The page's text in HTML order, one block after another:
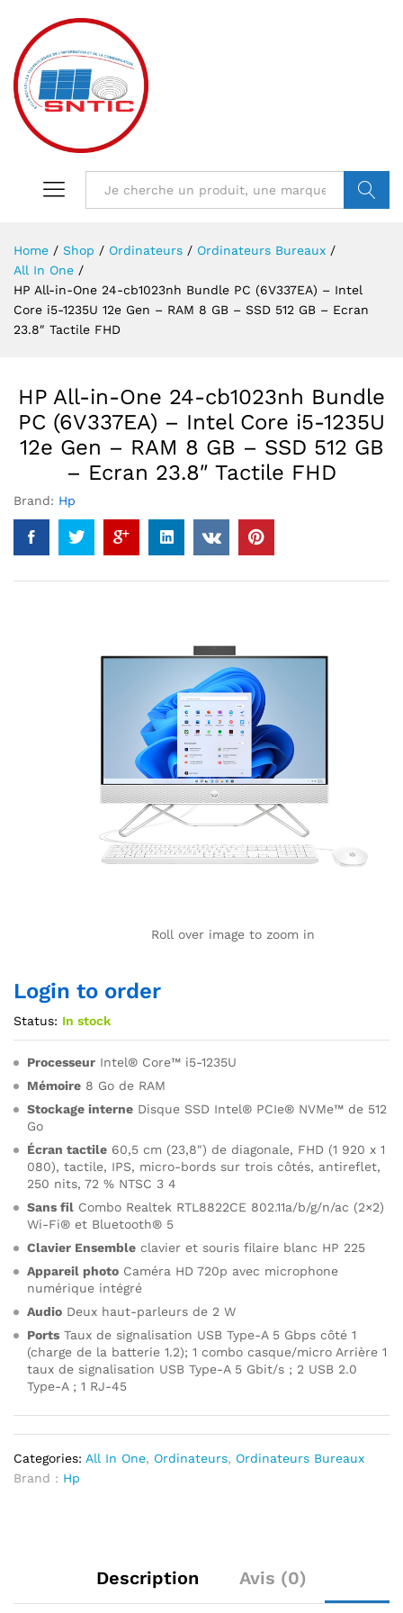
Home / Shop / Ordinateurs / Ordinateurs Bureaux /
All In One /
HP All-in-One 24-cb1023nh Bundle PC (6V337EA) – Intel
Core i5-1235U 12e Gen – RAM 8 GB – SSD 512 GB – Ecran
23.8″ Tactile FHD
HP All-in-One 24-cb1023nh Bundle
PC (6V337EA) – Intel Core i5-1235U
12e Gen – RAM 8 GB – SSD 512 GB
– Ecran 23.8″ Tactile FHD
Brand: Hp
Roll over image to zoom in
Login to order
Status: In stock
Processeur Intel® Core™ i5-1235U
Mémoire 8 Go de RAM
Stockage interne Disque SSD Intel® PCIe® NVMe™ de 512
Go
Écran tactile 60,5 cm (23,8″) de diagonale, FHD (1 920 x 1
080), tactile, IPS, micro-bords sur trois côtés, antireflet,
250 nits, 72 % NTSC 3 4
Sans fil Combo Realtek RTL8822CE 802.11a/b/g/n/ac (2×2)
Wi-Fi® et Bluetooth® 5
Clavier Ensemble clavier et souris filaire blanc HP 225
Appareil photo Caméra HD 720p avec microphone
numérique intégré
Audio Deux haut-parleurs de 2 W
Ports Taux de signalisation USB Type-A 5 Gbps côté 1
(charge de la batterie 1.2); 1 combo casque/micro Arrière 1
taux de signalisation USB Type-A 5 Gbit/s ; 2 USB 2.0
Type-A ; 1 RJ-45
Categories: All In One, Ordinateurs, Ordinateurs Bureaux
Brand : Hp
Description Avis (0)